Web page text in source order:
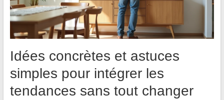
Idées concrètes et astuces
simples pour intégrer les
tendances sans tout changer